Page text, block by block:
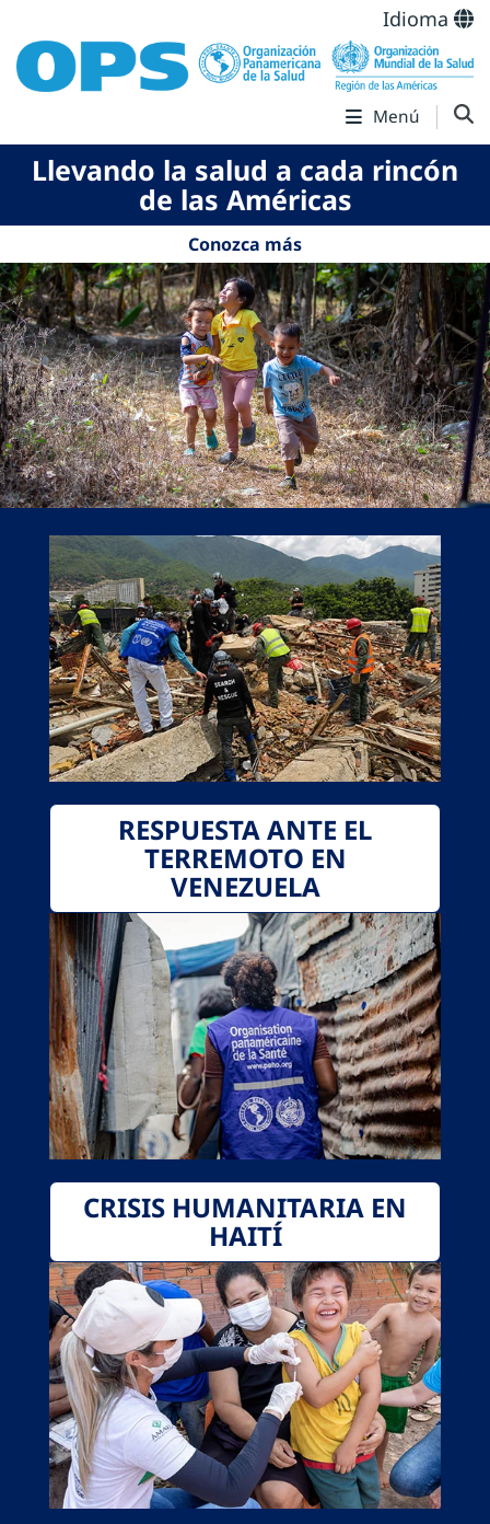
Idioma
Menú
Llevando la salud a cada rincón
de las Américas
Conozca más
RESPUESTA ANTE EL
TERREMOTO EN
VENEZUELA
CRISIS HUMANITARIA EN
HAITÍ